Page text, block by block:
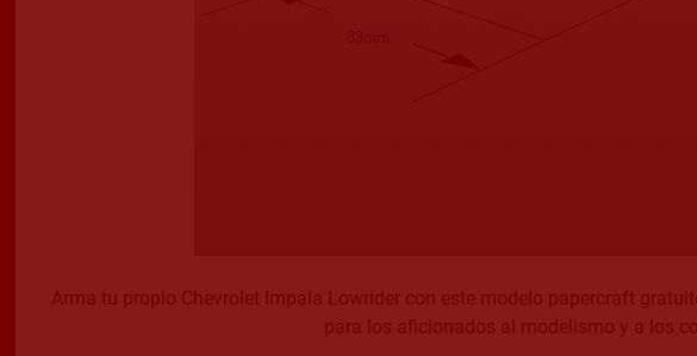
Arma tu propio Chevrolet Impala Lowrider con este modelo papercraft
para los aficionados al modelismo y a los